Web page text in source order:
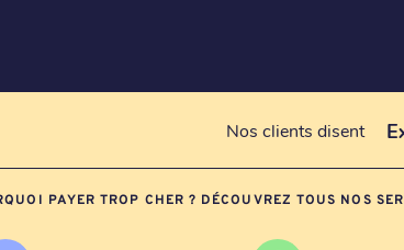
Nos clients disent
PAYER TROP CHER ? DÉCOUVREZ TOUS NOS